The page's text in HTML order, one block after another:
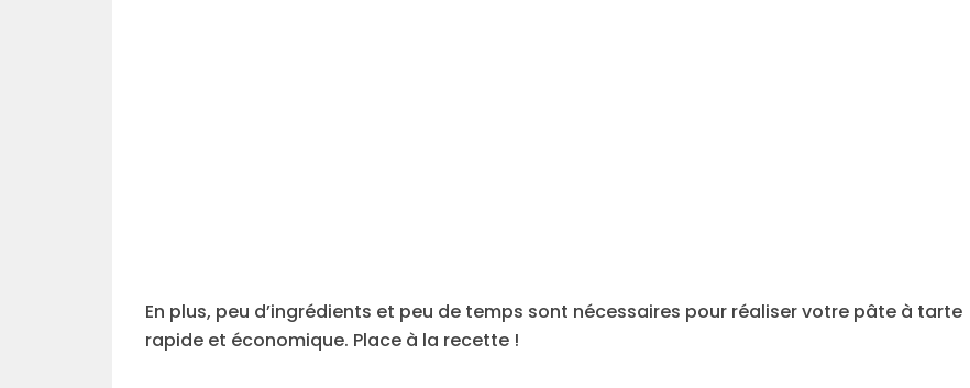
En plus, peu d’ingrédients et peu de temps sont nécessaires pour réaliser votre pâte à tarte
rapide et économique. Place à la recette !